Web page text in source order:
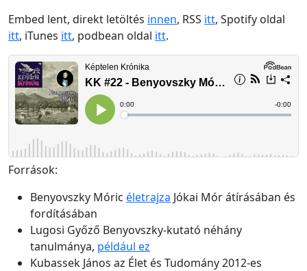
Embed lent, direkt letöltés innen, RSS itt, Spotify oldal
itt, iTunes itt, podbean oldal itt.
Források:
Benyovszky Móric életrajza Jókai Mór átírásában és
fordításában
Lugosi Győző Benyovszky-kutató néhány
tanulmánya, például ez
Kubassek János az Élet és Tudomány 2012-es